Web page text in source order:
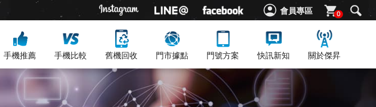
會員專區 0
手機推薦 手機比較 舊機回收 門市據點 門號方案 快訊新知 關於傑昇